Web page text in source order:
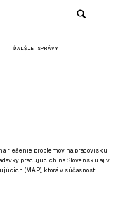
ĎALŠIE SPRÁVY
riešenie problémov na pracovisku
pracujúcich na Slovensku aj v
(MAP), ktorá v súčasnosti